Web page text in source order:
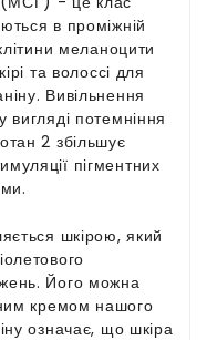
в проміжній
меланоцити
та волоссі для
Вивільнення
потемніння
2 збільшує
пігментних
шкірою, який
Його можна
кремом нашого
означає, що шкіра